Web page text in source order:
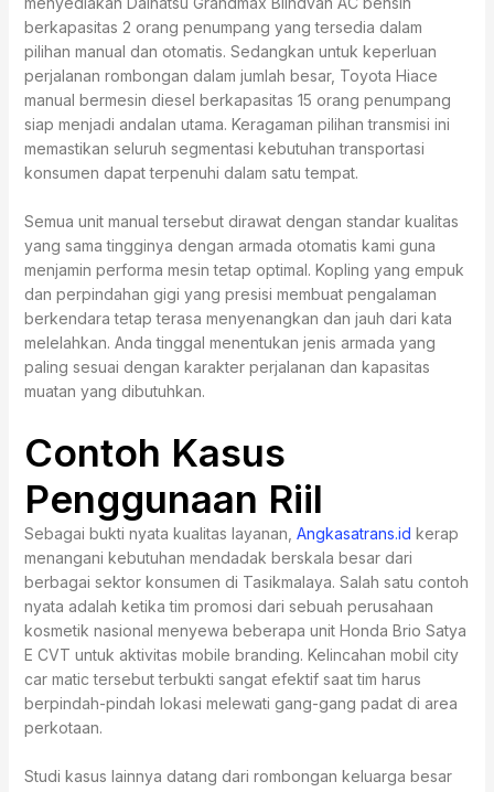
berkapasitas 2 orang penumpang yang tersedia dalam
pilihan manual dan otomatis. Sedangkan untuk keperluan
perjalanan rombongan dalam jumlah besar, Toyota Hiace
manual bermesin diesel berkapasitas 15 orang penumpang
siap menjadi andalan utama. Keragaman pilihan transmisi ini
memastikan seluruh segmentasi kebutuhan transportasi
konsumen dapat terpenuhi dalam satu tempat.
Semua unit manual tersebut dirawat dengan standar kualitas
yang sama tingginya dengan armada otomatis kami guna
menjamin performa mesin tetap optimal. Kopling yang empuk
dan perpindahan gigi yang presisi membuat pengalaman
berkendara tetap terasa menyenangkan dan jauh dari kata
melelahkan. Anda tinggal menentukan jenis armada yang
paling sesuai dengan karakter perjalanan dan kapasitas
muatan yang dibutuhkan.
Contoh Kasus
Penggunaan Riil
Sebagai bukti nyata kualitas layanan, Angkasatrans.id kerap
menangani kebutuhan mendadak berskala besar dari
berbagai sektor konsumen di Tasikmalaya. Salah satu contoh
nyata adalah ketika tim promosi dari sebuah perusahaan
kosmetik nasional menyewa beberapa unit Honda Brio Satya
E CVT untuk aktivitas mobile branding. Kelincahan mobil city
car matic tersebut terbukti sangat efektif saat tim harus
berpindah-pindah lokasi melewati gang-gang padat di area
perkotaan.
Studi kasus lainnya datang dari rombongan keluarga besar